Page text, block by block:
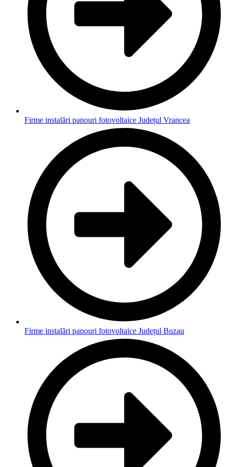
Firme instalări panouri fotovoltaice Județul Vrancea
Firme instalări panouri fotovoltaice Județul Buzau